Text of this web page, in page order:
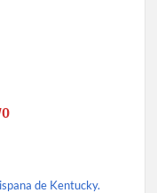
de Kentucky.